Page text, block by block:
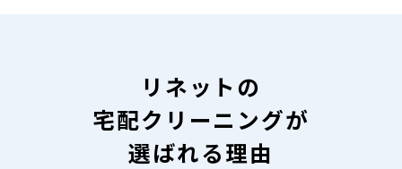
リネットの
宅配クリーニングが
選ばれる理由